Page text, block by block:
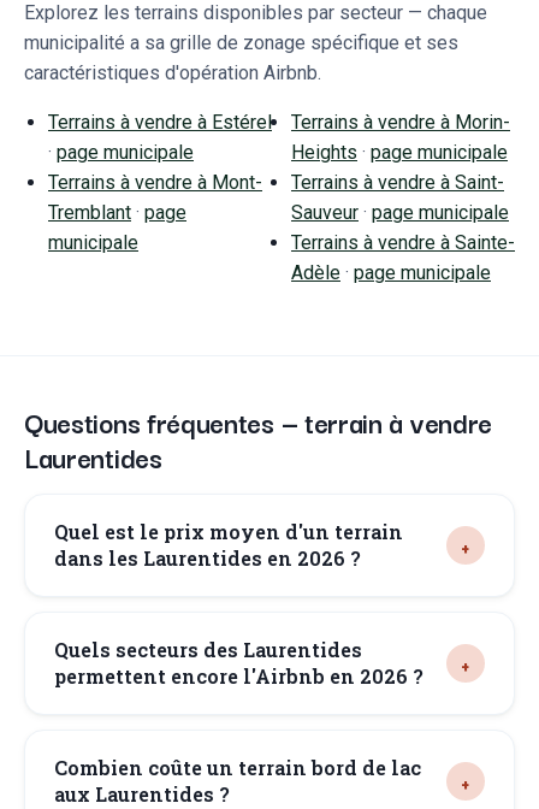
Explorez les terrains disponibles par secteur — chaque
municipalité a sa grille de zonage spécifique et ses
caractéristiques d'opération Airbnb.
Terrains à vendre à Estérel
· page municipale
Terrains à vendre à Mont-
Tremblant · page
municipale
Terrains à vendre à Morin-
Heights · page municipale
Terrains à vendre à Saint-
Sauveur · page municipale
Terrains à vendre à Sainte-
Adèle · page municipale
Questions fréquentes — terrain à vendre
Laurentides
Quel est le prix moyen d'un terrain
dans les Laurentides en 2026 ?
Quels secteurs des Laurentides
permettent encore l'Airbnb en 2026 ?
Combien coûte un terrain bord de lac
aux Laurentides ?